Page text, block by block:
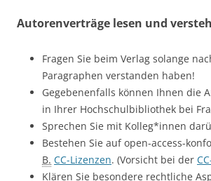
Autorenverträge lesen und
Fragen Sie beim Verlag solange
Paragraphen verstanden haben!
Gegebenenfalls können Ihnen die
in Ihrer Hochschulbibliothek bei
Sprechen Sie mit Kolleg*innen
Bestehen Sie auf open-access-
B. CC-Lizenzen. (Vorsicht bei der
Klären Sie besondere rechtliche